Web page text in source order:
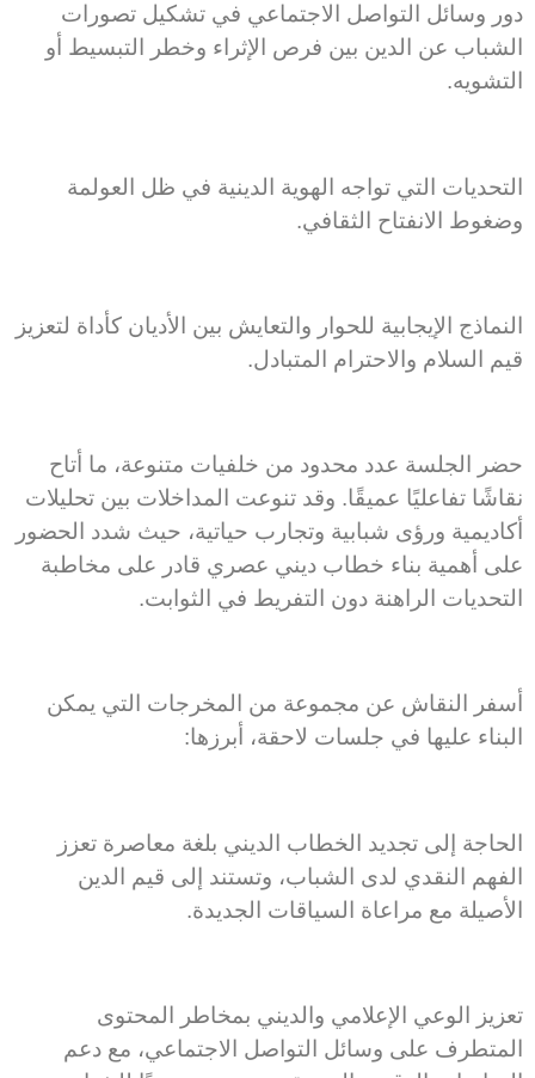
دور وسائل التواصل الاجتماعي في تشكيل تصورات
الشباب عن الدين بين فرص الإثراء وخطر التبسيط أو
التشويه.
التحديات التي تواجه الهوية الدينية في ظل العولمة
وضغوط الانفتاح الثقافي.
النماذج الإيجابية للحوار والتعايش بين الأديان كأداة لتعزيز
قيم السلام والاحترام المتبادل.
حضر الجلسة عدد محدود من خلفيات متنوعة، ما أتاح
نقاشًا تفاعليًا عميقًا. وقد تنوعت المداخلات بين تحليلات
أكاديمية ورؤى شبابية وتجارب حياتية، حيث شدد الحضور
على أهمية بناء خطاب ديني عصري قادر على مخاطبة
التحديات الراهنة دون التفريط في الثوابت.
أسفر النقاش عن مجموعة من المخرجات التي يمكن
البناء عليها في جلسات لاحقة، أبرزها:
الحاجة إلى تجديد الخطاب الديني بلغة معاصرة تعزز
الفهم النقدي لدى الشباب، وتستند إلى قيم الدين
الأصيلة مع مراعاة السياقات الجديدة.
تعزيز الوعي الإعلامي والديني بمخاطر المحتوى
المتطرف على وسائل التواصل الاجتماعي، مع دعم